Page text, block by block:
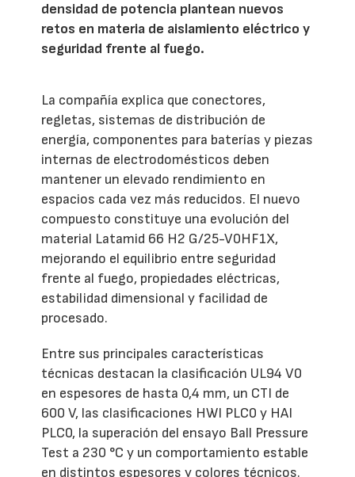
densidad de potencia plantean nuevos
retos en materia de aislamiento eléctrico y
seguridad frente al fuego.
La compañía explica que conectores,
regletas, sistemas de distribución de
energía, componentes para baterías y piezas
internas de electrodomésticos deben
mantener un elevado rendimiento en
espacios cada vez más reducidos. El nuevo
compuesto constituye una evolución del
material Latamid 66 H2 G/25-V0HF1X,
mejorando el equilibrio entre seguridad
frente al fuego, propiedades eléctricas,
estabilidad dimensional y facilidad de
procesado.
Entre sus principales características
técnicas destacan la clasificación UL94 V0
en espesores de hasta 0,4 mm, un CTI de
600 V, las clasificaciones HWI PLC0 y HAI
PLC0, la superación del ensayo Ball Pressure
Test a 230 °C y un comportamiento estable
en distintos espesores y colores técnicos.